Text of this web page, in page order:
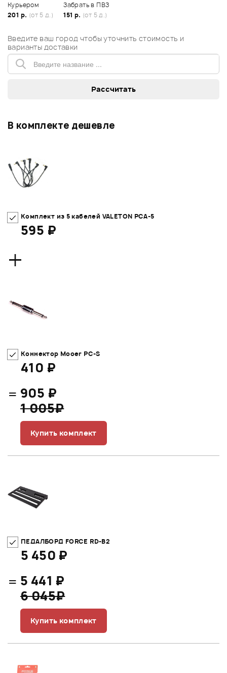
Курьером
201 р. (от 5 д.)
Забрать в ПВЗ
151 р. (от 5 д.)
Введите ваш город чтобы уточнить стоимость и
варианты доставки
В комплекте дешевле
Комплект из 5 кабелей VALETON PCA-5
595 ₽
+
Коннектор Mooer PC-S
410 ₽
= 905 ₽
1 005₽
Купить комплект
ПЕДАЛБОРД FORCE RD-B2
5 450 ₽
= 5 441 ₽
6 045₽
Купить комплект